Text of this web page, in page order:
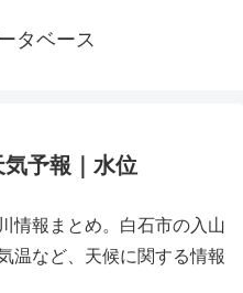
タベース
予報｜水位
情報まとめ。白石市の入山
温など、天候に関する情報